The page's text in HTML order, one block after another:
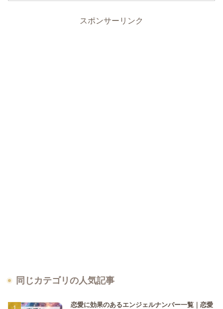
スポンサーリンク
同じカテゴリの人気記事
恋愛に効果のあるエンジェルナンバー一覧｜恋愛